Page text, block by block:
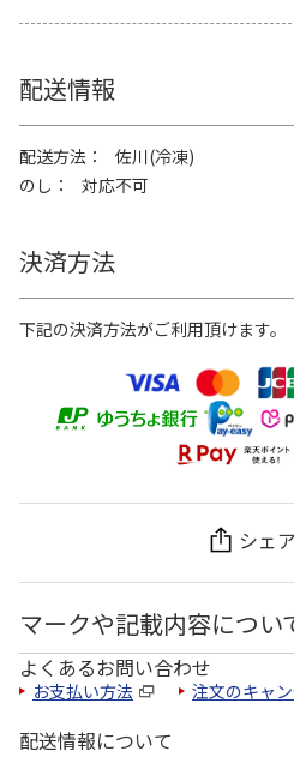
配送情報
配送方法
佐川(冷凍)
のし
対応不可
決済方法
下記の決済方法がご利用頂けます。
シェ
マークや記載内容につい
よくあるお問い合わせ
お支払い方法 注文のキャ
配送情報について